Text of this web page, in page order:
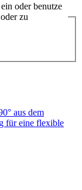
oder benutze
zu
aus dem
für eine flexible